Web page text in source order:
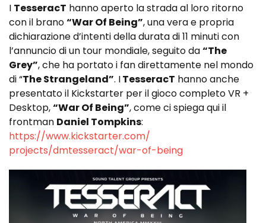
I TesseracT hanno aperto la strada al loro ritorno
con il brano“War Of Being”, una vera e propria
dichiarazione d’intenti della durata di 11 minuti con
l’annuncio di un tour mondiale, seguito da“The
Grey”, che ha portato i fan direttamente nel mondo
di “The Strangeland”. ITesseracT hanno anche
presentato il Kickstarter per il gioco completo VR +
Desktop,“War Of Being”, come ci spiega qui il
frontman Daniel Tompkins:
https://www.kickstarter.com/
projects/dmtesseract/war-of-being